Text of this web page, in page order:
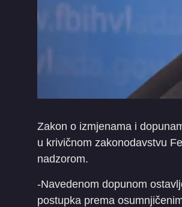
Zakon o izmjenama i
u krivičnom zakonodavstvu
nadzorom.
-Navedenom dopunom
postupka prema